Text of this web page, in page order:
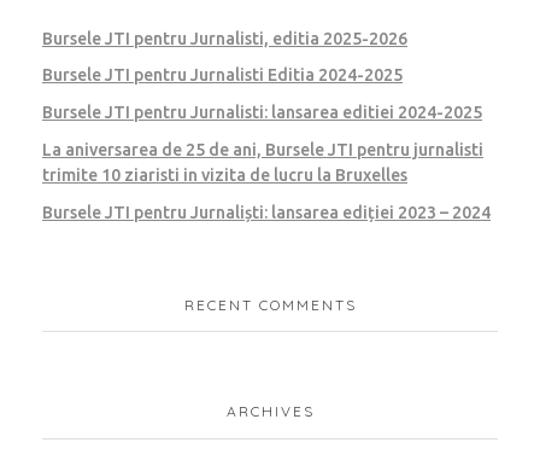
Bursele JTI pentru Jurnalisti, editia 2025-2026
Bursele JTI pentru Jurnalisti Editia 2024-2025
Bursele JTI pentru Jurnalisti: lansarea editiei 2024-2025
La aniversarea de 25 de ani, Bursele JTI pentru jurnalisti
trimite 10 ziaristi in vizita de lucru la Bruxelles
Bursele JTI pentru Jurnaliști: lansarea ediției 2023 – 2024
RECENT COMMENTS
ARCHIVES